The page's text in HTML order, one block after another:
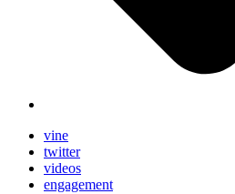
vine
twitter
videos
engagement